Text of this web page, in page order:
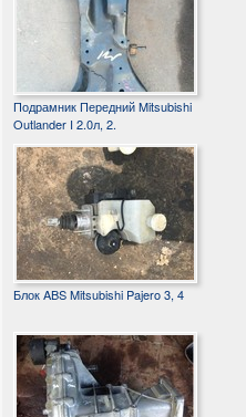
Подрамник Передний Mitsubishi
Outlander I 2.0л, 2.
Блок ABS Mitsubishi Pajero 3, 4